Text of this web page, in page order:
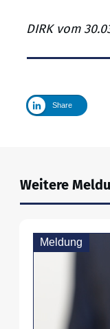
DIRK vom
Share
Weitere
Meldung